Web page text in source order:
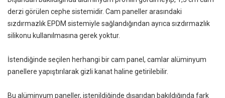
derzi görülen cephe sistemidir. Cam paneller arasındaki
sızdırmazlık EPDM sistemiyle sağlandığından ayrıca sızdırmazlık
silikonu kullanılmasına gerek yoktur.
İstendiğinde seçilen herhangi bir cam panel, camlar alüminyum
panellere yapıştırılarak gizli kanat haline getirilebilir.
Bu alüminyum paneller, istenildiğinde dışarıdan bakıldığında fark